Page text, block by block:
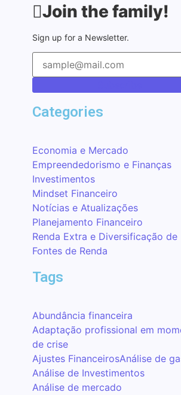
Join the family!
Sign up for a Newsletter.
Categories
Economia e Mercado
Empreendedorismo e Finanças
Investimentos
Mindset Financeiro
Notícias e Atualizações
Planejamento Financeiro
Renda Extra e Diversificação de
Fontes de Renda
Tags
Abundância financeira
Adaptação profissional em
de crise
Ajustes FinanceirosAnálise de
Análise de Investimentos
Análise de mercado